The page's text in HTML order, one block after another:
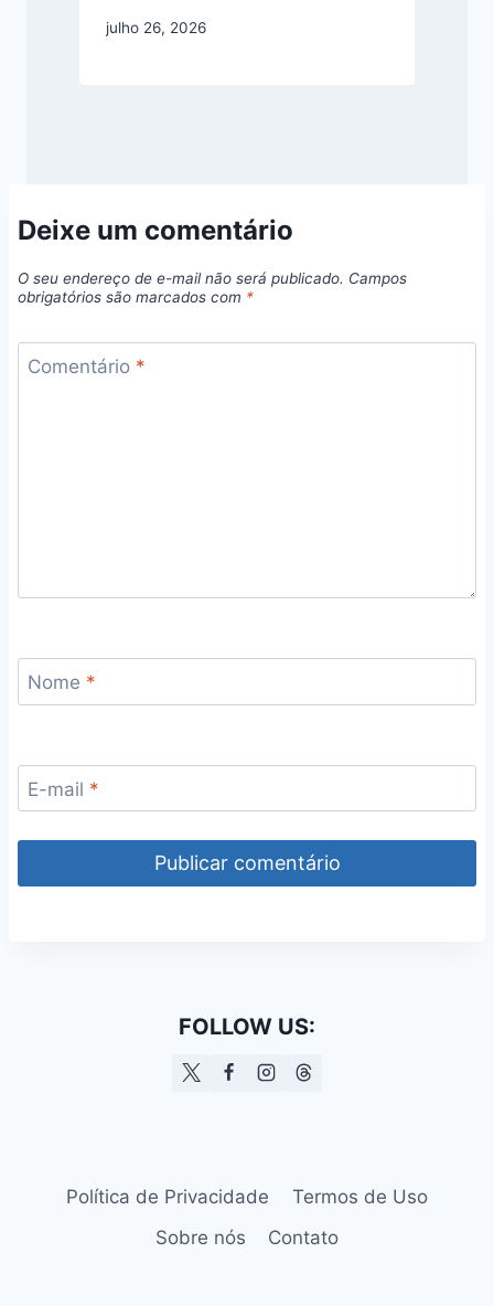
julho 26, 2026
Deixe um comentário
O seu endereço de e-mail não será publicado. Campos
obrigatórios são marcados com *
Comentário *
Nome *
E-mail *
FOLLOW US:
Política de Privacidade
Termos de Uso
Sobre nós
Contato